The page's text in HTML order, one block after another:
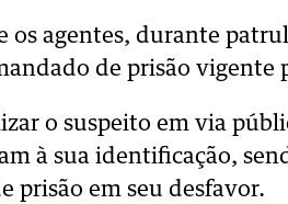
os agentes, durante
de prisão vigente
o suspeito em via
à sua identificação,
prisão em seu desfavor.